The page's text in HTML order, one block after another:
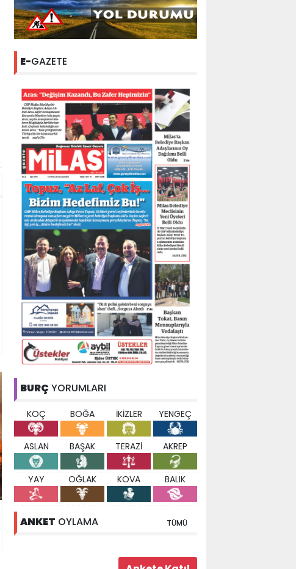
E-GAZETE
BURÇ YORUMLARI
KOÇ BOĞA İKİZLER YENGEÇ
ASLAN BAŞAK TERAZİ AKREP
YAY OĞLAK KOVA BALIK
ANKET OYLAMA TÜMÜ